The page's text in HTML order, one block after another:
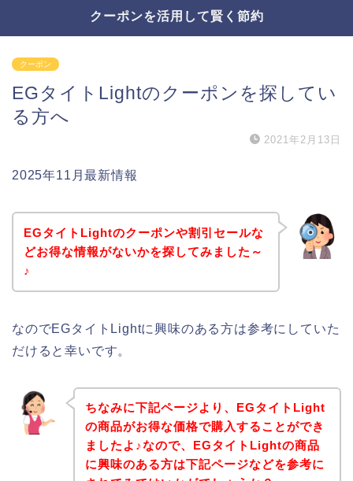
クーポンを活用して賢く節約
クーポン
EGタイトLightのクーポンを探してい
る方へ
2021年2月13日
2025年11月最新情報
EGタイトLightのクーポンや割引セールな
どお得な情報がないかを探してみました～
♪
なのでEGタイトLightに興味のある方は参考にしていた
だけると幸いです。
ちなみに下記ページより、EGタイトLight
の商品がお得な価格で購入することができ
ましたよ♪なので、EGタイトLightの商品
に興味のある方は下記ページなどを参考に